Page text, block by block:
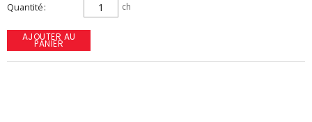
Quantité ch
AJOUTER AU
PANIER